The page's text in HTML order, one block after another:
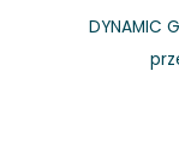
DYNAMIC